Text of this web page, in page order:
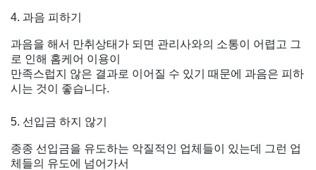
4. 과음 피하기
과음을 해서 만취상태가 되면 관리사와의 소통이 어렵고 그
로 인해 홈케어 이용이
만족스럽지 않은 결과로 이어질 수 있기 때문에 과음은 피하
시는 것이 좋습니다.
5. 선입금 하지 않기
종종 선입금을 유도하는 악질적인 업체들이 있는데 그런 업
체들의 유도에 넘어가서